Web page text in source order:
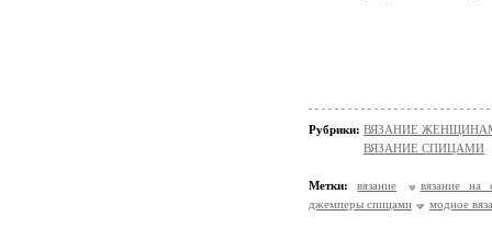
Рубрики: ВЯЗАНИЕ ЖЕНЩИНАМ/
ВЯЗАНИЕ СПИЦАМИ
Метки: вязание
вязание на
джемперы спицами
модное